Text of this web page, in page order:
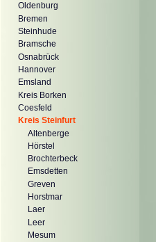
Oldenburg
Bremen
Steinhude
Bramsche
Osnabrück
Hannover
Emsland
Kreis Borken
Coesfeld
Kreis Steinfurt
Altenberge
Hörstel
Brochterbeck
Emsdetten
Greven
Horstmar
Laer
Leer
Mesum